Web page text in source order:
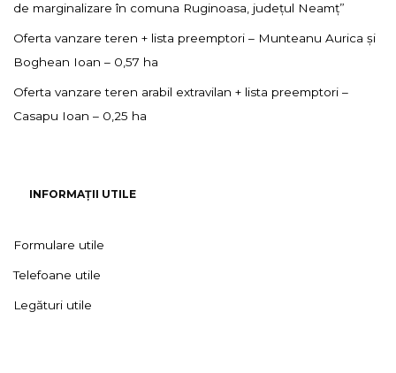
de marginalizare în comuna Ruginoasa, județul Neamț”
Oferta vanzare teren + lista preemptori – Munteanu Aurica și
Boghean Ioan – 0,57 ha
Oferta vanzare teren arabil extravilan + lista preemptori –
Casapu Ioan – 0,25 ha
INFORMAȚII UTILE
Formulare utile
Telefoane utile
Legături utile